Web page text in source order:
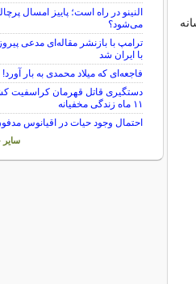
النینو در راه است؛ پاییز امسال
می‌شود؟
ترامپ با بازنشر مقاله‌ای مدعی
با ایران شد
فاجعه‌ای که میلاد محمدی به بار آورد!
دستگیری قاتل قهرمان کراسفیت
۱۱ ماه زندگی مخفیانه
احتمال وجود حیات در اقیانوس
سایر